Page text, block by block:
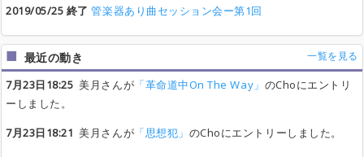
2019/05/25 終了 管楽器あり曲セッション会ー第1回
最近の動き 一覧を見る
7月23日18:25 美月さんが 「革命道中On The Way」 のChoにエントリ
ーしました。
7月23日18:21 美月さんが 「思想犯」 のChoにエントリーしました。